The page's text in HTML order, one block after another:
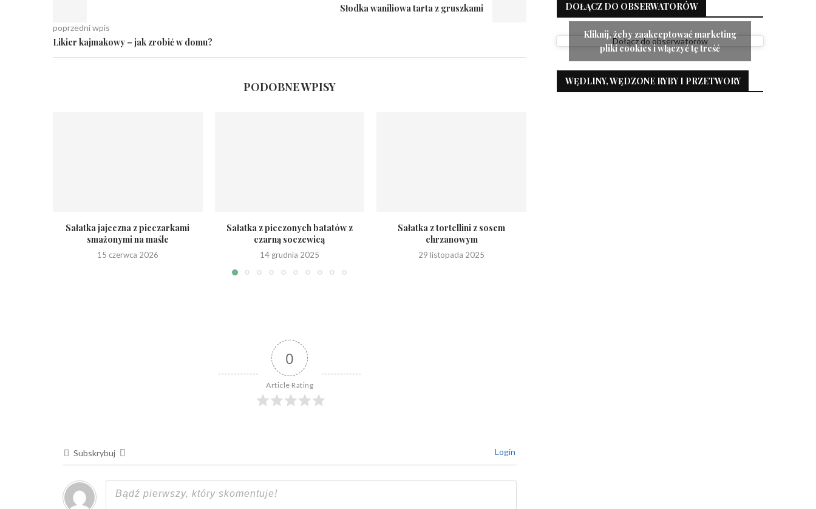
poprzedni wpis
Likier kajmakowy – jak zrobić w domu?
Słodka waniliowa tarta z gruszkami
PODOBNE WPISY
Sałatka jajeczna z pieczarkami
smażonymi na maśle
15 czerwca 2026
Sałatka z pieczonych batatów z
czarną soczewicą
14 grudnia 2025
Sałatka z tortellini z sosem
chrzanowym
29 listopada 2025
0
Article Rating
Subskrybuj Login
DOŁĄCZ DO OBSERWATORÓW
Dołącz do obserwatorów
Kliknij, żeby zaakceptować marketing
pliki cookies i włączyć tę treść
WĘDLINY, WĘDZONE RYBY I PRZETWORY